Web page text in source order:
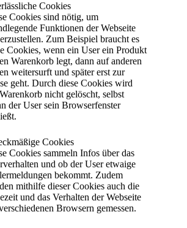
Cookies
Cookies sind nötig, um
Funktionen der Webseite
Zum Beispiel braucht es
Cookies, wenn ein User ein Produkt
Warenkorb legt, dann auf anderen
weitersurft und später erst zur
geht. Durch diese Cookies wird
nicht gelöscht, selbst
der User sein Browserfenster
Cookies
Cookies sammeln Infos über das
und ob der User etwaige
bekommt. Zudem
mithilfe dieser Cookies auch die
und das Verhalten der Webseite
Browsern gemessen.